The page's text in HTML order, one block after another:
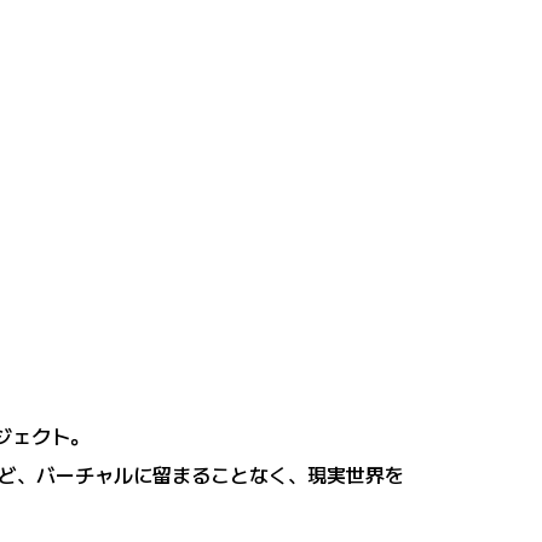
クト。
、バーチャルに留まることなく、現実世界を